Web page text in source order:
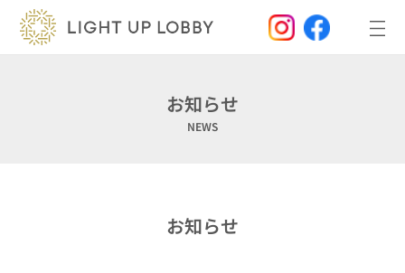
ス
お知らせ
NEWS
お知らせ